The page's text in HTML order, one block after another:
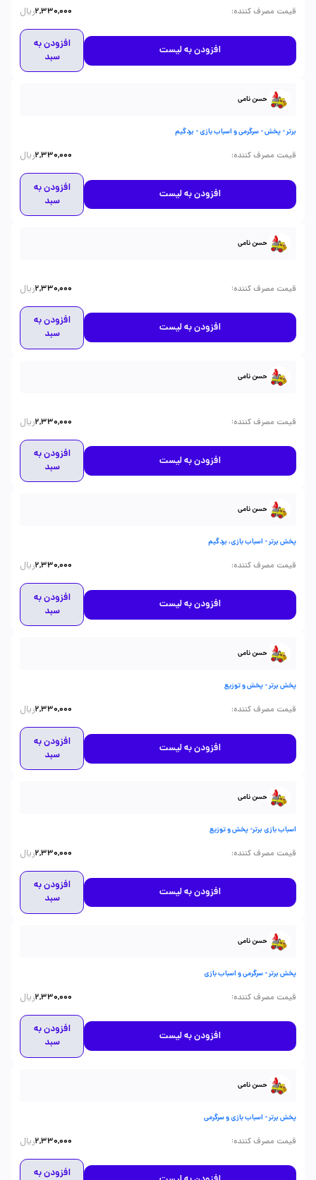
قیمت مصرف کننده:
2,330,000ریال
افزودن به لیست
افزودن به
سبد
حسن نامی
برتر - پخش - سرگرمی و اسباب بازی - بردگیم
قیمت مصرف کننده:
2,330,000ریال
افزودن به لیست
افزودن به
سبد
حسن نامی
قیمت مصرف کننده:
2,330,000ریال
افزودن به لیست
افزودن به
سبد
حسن نامی
قیمت مصرف کننده:
2,330,000ریال
افزودن به لیست
افزودن به
سبد
حسن نامی
پخش برتر - اسباب بازی، بردگیم
قیمت مصرف کننده:
2,330,000ریال
افزودن به لیست
افزودن به
سبد
حسن نامی
پخش برتر - پخش و توزیع
قیمت مصرف کننده:
2,330,000ریال
افزودن به لیست
افزودن به
سبد
حسن نامی
اسباب بازی برتر- پخش و توزیع
قیمت مصرف کننده:
2,330,000ریال
افزودن به لیست
افزودن به
سبد
حسن نامی
پخش برتر - سرگرمی و اسباب بازی
قیمت مصرف کننده:
2,330,000ریال
افزودن به لیست
افزودن به
سبد
حسن نامی
پخش برتر - اسباب بازی و سرگرمی
قیمت مصرف کننده:
2,330,000ریال
افزودن به